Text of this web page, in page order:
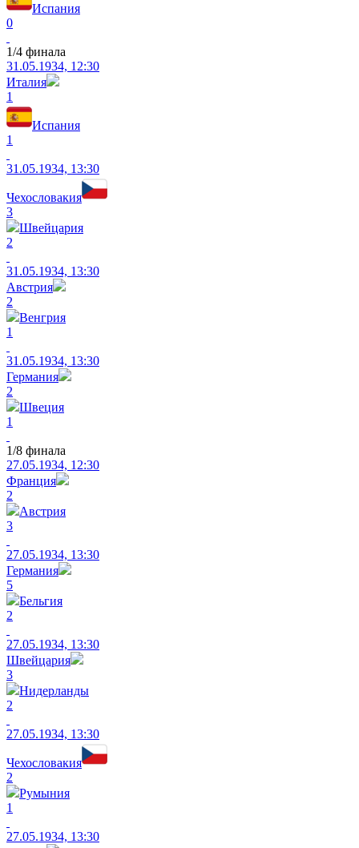
Испания
0
1/4 финала
31.05.1934, 12:30
Италия
1
Испания
1
31.05.1934, 13:30
Чехословакия
3
Швейцария
2
31.05.1934, 13:30
Австрия
2
Венгрия
1
31.05.1934, 13:30
Германия
2
Швеция
1
1/8 финала
27.05.1934, 12:30
Франция
2
Австрия
3
27.05.1934, 13:30
Германия
5
Бельгия
2
27.05.1934, 13:30
Швейцария
3
Нидерланды
2
27.05.1934, 13:30
Чехословакия
2
Румыния
1
27.05.1934, 13:30